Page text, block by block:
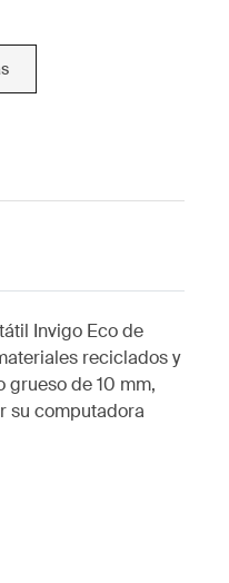
Invigo Eco de
reciclados y
grueso de 10 mm,
su computadora